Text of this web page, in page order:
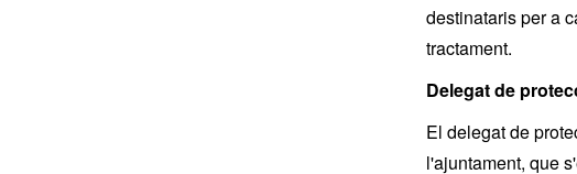
destinataris per a
tractament.
Delegat de
El delegat de
l'ajuntament, que